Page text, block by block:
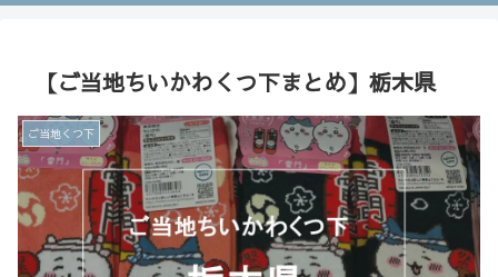
【ご当地ちいかわくつ下まとめ】栃木県
ご当地くつ下